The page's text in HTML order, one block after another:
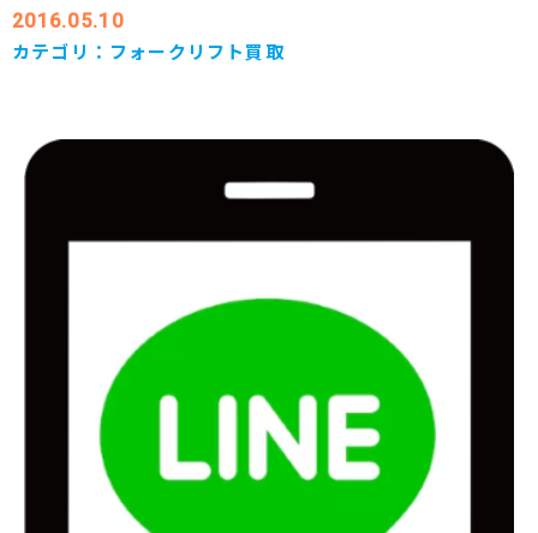
2016.05.10
カテゴリ： フォークリフト買取